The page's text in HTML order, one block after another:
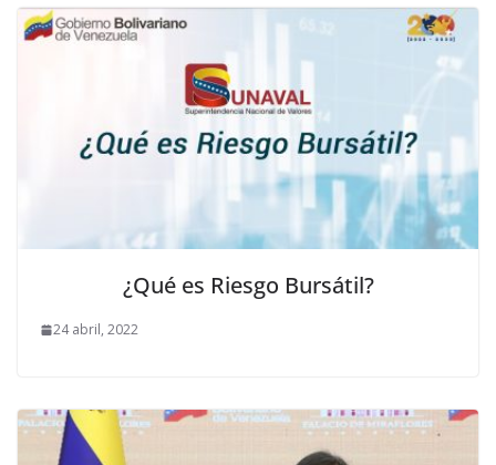
¿Qué es Riesgo Bursátil?
24 abril, 2022